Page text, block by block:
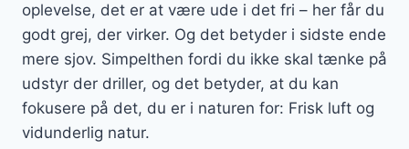
oplevelse, det er at være ude i det fri – her får du
godt grej, der virker. Og det betyder i sidste ende
mere sjov. Simpelthen fordi du ikke skal tænke på
udstyr der driller, og det betyder, at du kan
fokusere på det, du er i naturen for: Frisk luft og
vidunderlig natur.